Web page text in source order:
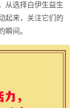
从选择白伊生益生
起来，关注它们的
瞬间。